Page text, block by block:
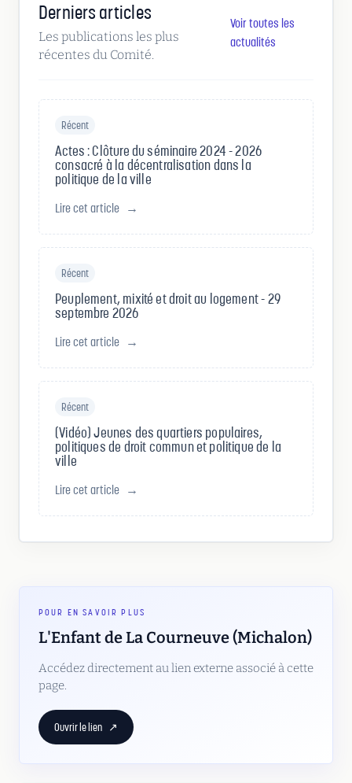
Derniers articles
Les publications les plus
récentes du Comité.
Voir toutes les
actualités
Récent
Actes : Clôture du séminaire 2024 - 2026
consacré à la décentralisation dans la
politique de la ville
Lire cet article →
Récent
Peuplement, mixité et droit au logement - 29
septembre 2026
Lire cet article →
Récent
(Vidéo) Jeunes des quartiers populaires,
politiques de droit commun et politique de la
ville
Lire cet article →
POUR EN SAVOIR PLUS
L'Enfant de La Courneuve (Michalon)
Accédez directement au lien externe associé à cette
page.
Ouvrir le lien ↗